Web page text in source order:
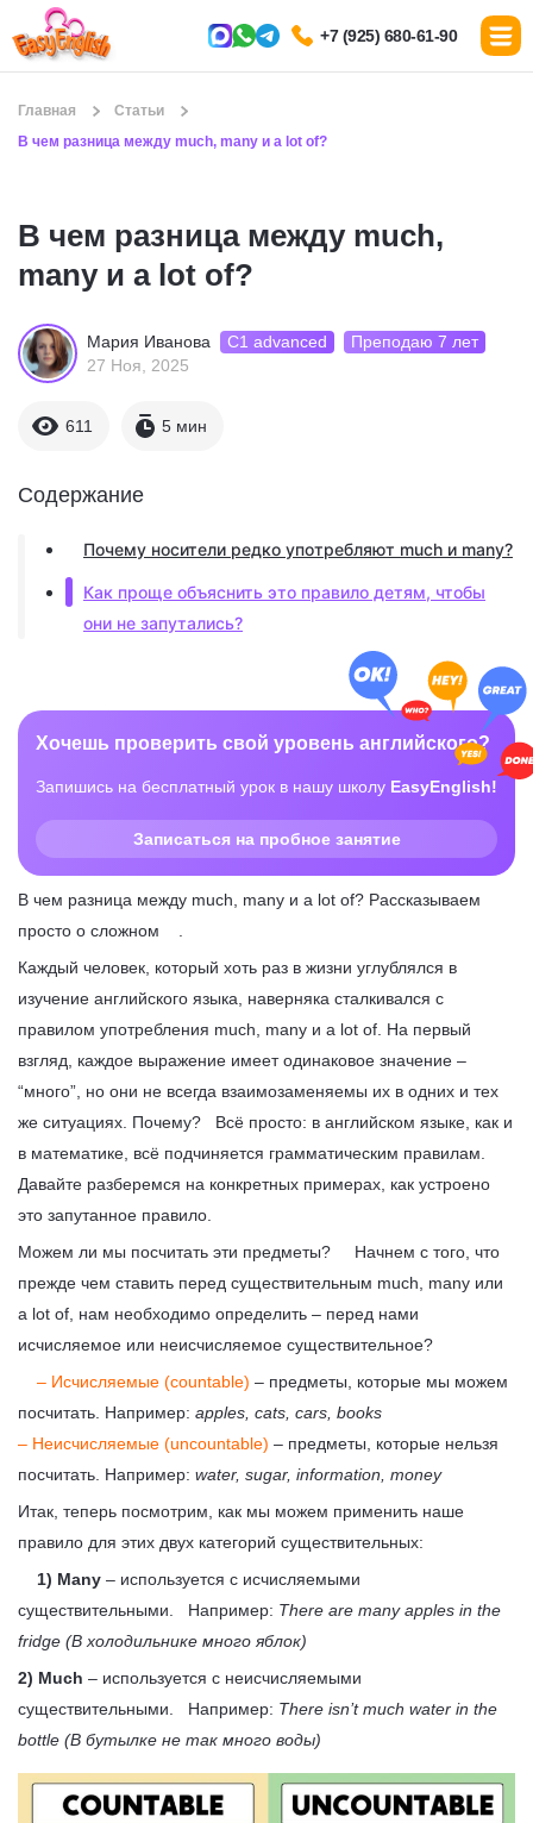
+7 (925) 680-61-90
Главная
Статьи
В чем разница между much, many и a lot of?
В чем разница между much,
many и a lot of?
Мария Иванова С1 advanced
Преподаю 7 лет
27 Ноя, 2025
611 5 мин
Содержание
Почему носители редко употребляют much и many?
Как проще объяснить это правило детям, чтобы
они не запутались?
Хочешь проверить свой уровень английского?
Запишись на бесплатный урок в нашу школу EasyEnglish!
Записаться на пробное занятие
В чем разница между much, many и a lot of? Рассказываем
просто о сложном .
Каждый человек, который хоть раз в жизни углублялся в
изучение английского языка, наверняка сталкивался с
правилом употребления much, many и a lot of. На первый
взгляд, каждое выражение имеет одинаковое значение –
“много”, но они не всегда взаимозаменяемы их в одних и тех
же ситуациях. Почему? Всё просто: в английском языке, как и
в математике, всё подчиняется грамматическим правилам.
Давайте разберемся на конкретных примерах, как устроено
это запутанное правило.
Можем ли мы посчитать эти предметы? Начнем с того, что
прежде чем ставить перед существительным much, many или
a lot of, нам необходимо определить – перед нами
исчисляемое или неисчисляемое существительное?
– Исчисляемые (countable) – предметы, которые мы можем
посчитать. Например: apples, cats, cars, books
– Неисчисляемые (uncountable) – предметы, которые нельзя
посчитать. Например: water, sugar, information, money
Итак, теперь посмотрим, как мы можем применить наше
правило для этих двух категорий существительных:
1) Many – используется с исчисляемыми
существительными. Например: There are many apples in the
fridge (В холодильнике много яблок)
2) Much – используется с неисчисляемыми
существительными. Например: There isn’t much water in the
bottle (В бутылке не так много воды)